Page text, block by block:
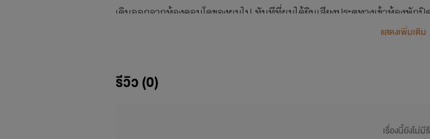
เดินออกจากห้องคอนโดของผมไป ทันทีที่ผมได้ยินเสียงประตูทางเข้าห้องพั
เพราะมั่นใจว่าสิ่งที่ได้ยินตอนกอด เสียงหัวใจที่เต้นแรงจนน่ากลัว การเ
แสดงเพิ่มเติม
รีวิว (0)
เรื่องนี้ยังไม่มี